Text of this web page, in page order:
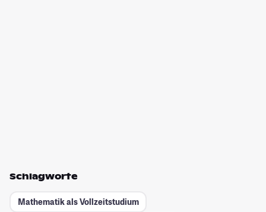
Schlagworte
Mathematik als Vollzeitstudium